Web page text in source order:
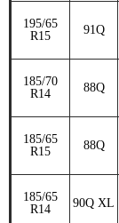
195/65
R15
91Q
185/70
R14
88Q
185/65
R15
88Q
185/65
R14
90Q XL